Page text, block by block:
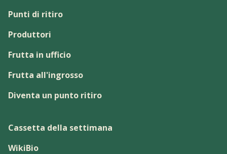
Punti di ritiro
Produttori
Frutta in ufficio
Frutta all'ingrosso
Diventa un punto ritiro
Cassetta della settimana
WikiBio